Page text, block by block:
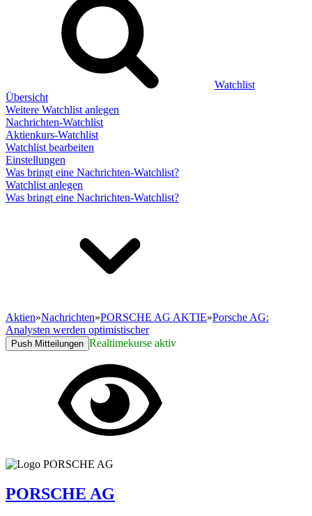
Watchlist
Übersicht
Weitere Watchlist anlegen
Nachrichten-Watchlist
Aktienkurs-Watchlist
Watchlist bearbeiten
Einstellungen
Was bringt eine Nachrichten-Watchlist?
Watchlist anlegen
Was bringt eine Nachrichten-Watchlist?
Aktien»Nachrichten»PORSCHE AG AKTIE»Porsche AG:
Analysten werden optimistischer
Push Mitteilungen Realtimekurse aktiv
PORSCHE AG